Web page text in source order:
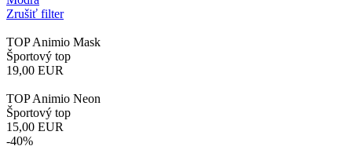
Zrušiť filter
TOP Animio Mask
Športový top
19,00 EUR
TOP Animio Neon
Športový top
15,00 EUR
-40%